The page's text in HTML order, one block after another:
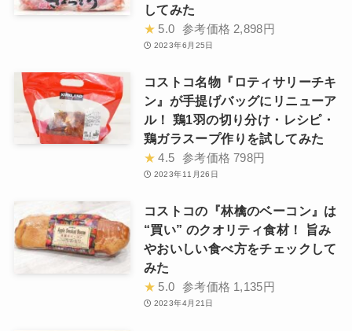
してみた
★ 5.0 参考価格 2,898円
2023年6月25日
コストコ名物『ロティサリーチキ
ン』が手提げバッグにリニューア
ル！ 鶏1羽の切り分け・レシピ・
鶏ガラスープ作りを試してみた
★ 4.5 参考価格 798円
2023年11月26日
コストコの『林檎のベーコン』は
“買い” のクオリティ食材！ 旨み
やおいしい食べ方をチェックして
みた
★ 5.0 参考価格 1,135円
2023年4月21日